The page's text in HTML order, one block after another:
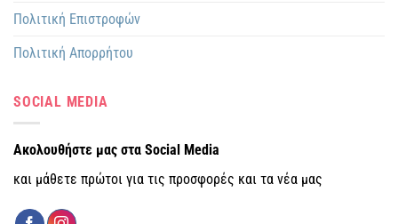
Πολιτική Επιστροφών
Πολιτική Απορρήτου
SOCIAL MEDIA
Ακολουθήστε μας στα Social Media
και μάθετε πρώτοι για τις προσφορές και τα νέα μας